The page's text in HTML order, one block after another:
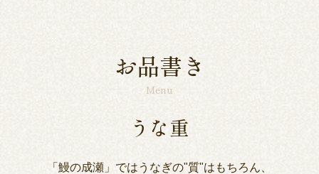
お品書き
Menu
うな重
「鰻の成瀬」ではうなぎの"質"はもちろん、